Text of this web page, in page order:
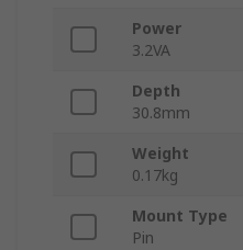
Power
3.2VA
Depth
30.8mm
Weight
0.17kg
Mount Type
Pin